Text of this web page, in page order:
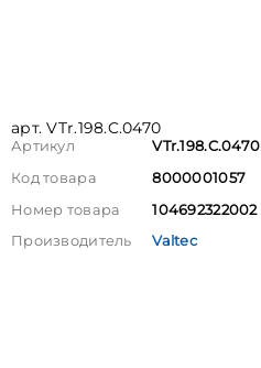
арт. VTr.198.C.0470
Артикул
VTr.198.C.0470
Код товара
8000001057
Номер товара
104692322002
Производитель
Valtec